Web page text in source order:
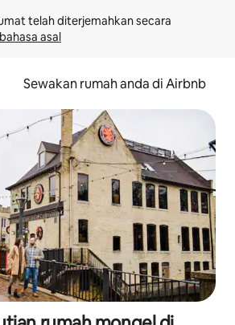
telah diterjemahkan secara
asal
Sewakan rumah anda di Airbnb